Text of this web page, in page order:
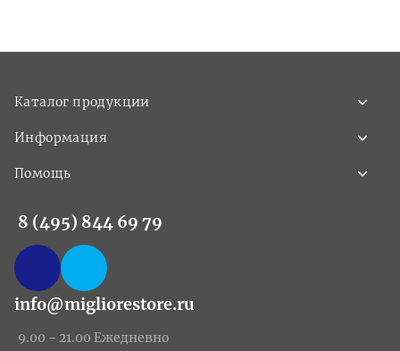
Каталог продукции
Информация
Помощь
8 (495) 844 69 79
info@migliorestore.ru
9.00 - 21.00 Ежедневно